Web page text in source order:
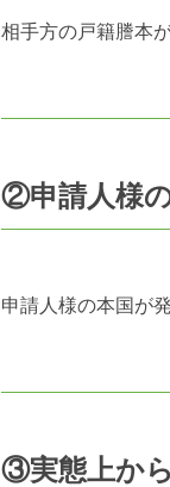
相手方の戸籍謄本
②申請人様
申請人様の本国が
③実態上か